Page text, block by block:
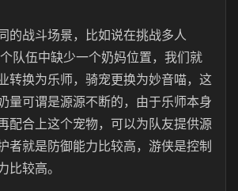
的战斗场景，比如说在挑战多人
队伍中缺少一个奶妈位置，我们就
转换为乐师，骑宠更换为妙音喵，这
量可谓是源源不断的，由于乐师本身
配合上这个宠物，可以为队友提供源
者就是防御能力比较高，游侠是控制
比较高。